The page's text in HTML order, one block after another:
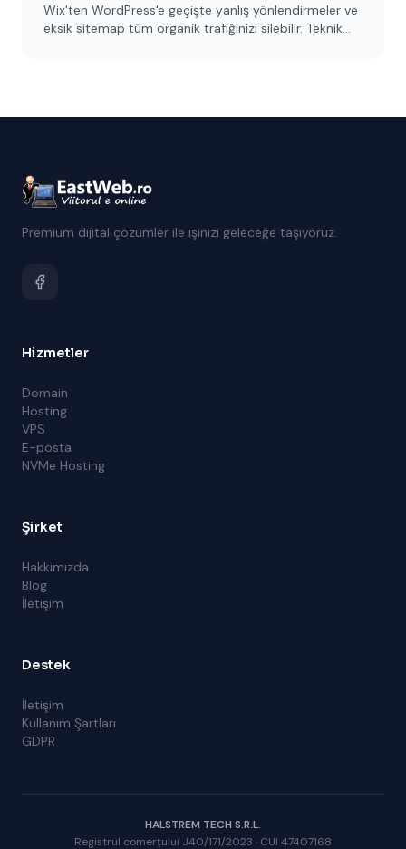
Wix'ten WordPress'e geçişte yanlış yönlendirmeler ve
eksik sitemap tüm organik trafiğinizi silebilir. Teknik
Premium dijital çözümler ile işinizi geleceğe taşıyoruz.
Hizmetler
Domain
Hosting
VPS
E-posta
NVMe Hosting
Şirket
Hakkımızda
Blog
İletişim
Destek
İletişim
Kullanım Şartları
GDPR
HALSTREM TECH S.R.L.
Registrul comerțului J40/171/2023 · CUI 47407168